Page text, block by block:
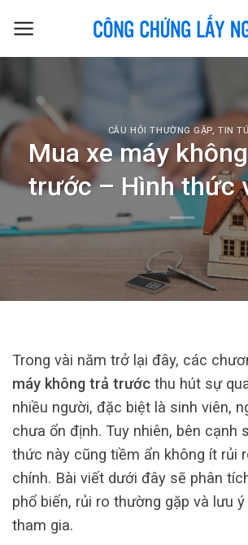
CÂU HỎI THƯỜNG GẶP,TIN
Mua xe máy
trước – Hình thức
Trong vài năm trở lại đây, các
máy không trả trước thu hút sự
nhiều người, đặc biệt là sinh viên,
chưa ổn định. Tuy nhiên, bên cạnh
thức này cũng tiềm ẩn không ít rủi
chính. Bài viết dưới đây sẽ phân
phổ biến, rủi ro thường gặp và lưu
tham gia.